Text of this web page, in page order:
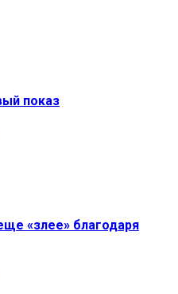
показ
«злее» благодаря